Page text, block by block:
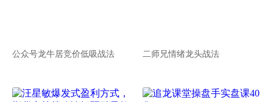
公众号龙牛居竞价低吸战法 二师兄情绪龙头战法